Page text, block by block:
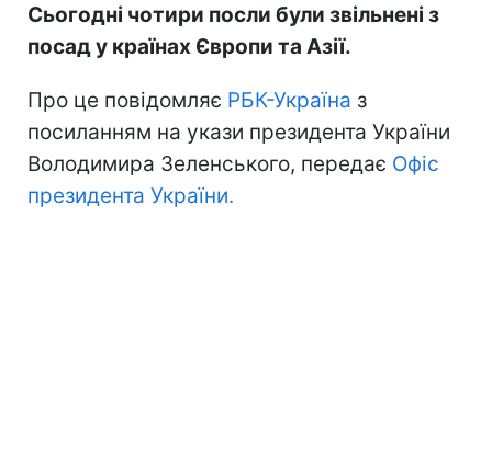
Сьогодні чотири посли були звільнені з
посад у країнах Європи та Азії.
Про це повідомляє РБК-Україна з
посиланням на укази президента України
Володимира Зеленського, передає Офіс
президента України.